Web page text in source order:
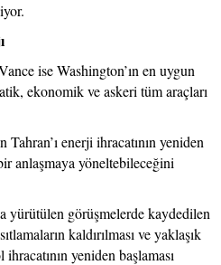
ise Washington’ın en uygun
ekonomik ve askeri tüm araçları
enerji ihracatının yeniden
anlaşmaya yöneltebileceğini
yürütülen görüşmelerde kaydedilen
kaldırılması ve yaklaşık
yeniden başlaması